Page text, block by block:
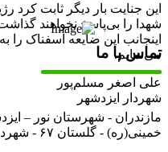
این جنایت بار دیگر ثابت
شهدا را بی‌پاسخ نخواهند
اینجانب این ضایعه اسفناک
می‌نمایم.
علی اصغر مسلم‌پور
شهردار ایزدشهر
تماس با ما
مازندران - شهرستان نور –
خمینی(ره) - گلستان ۶۷ - شهرداری ایزدشهر